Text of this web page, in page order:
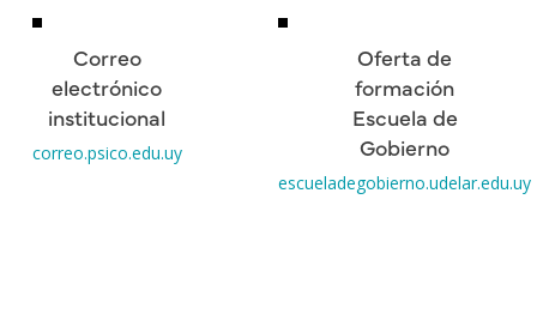
Correo
electrónico
institucional
correo.psico.edu.uy
Oferta de
formación
Escuela de
Gobierno
escueladegobierno.udelar.edu.uy